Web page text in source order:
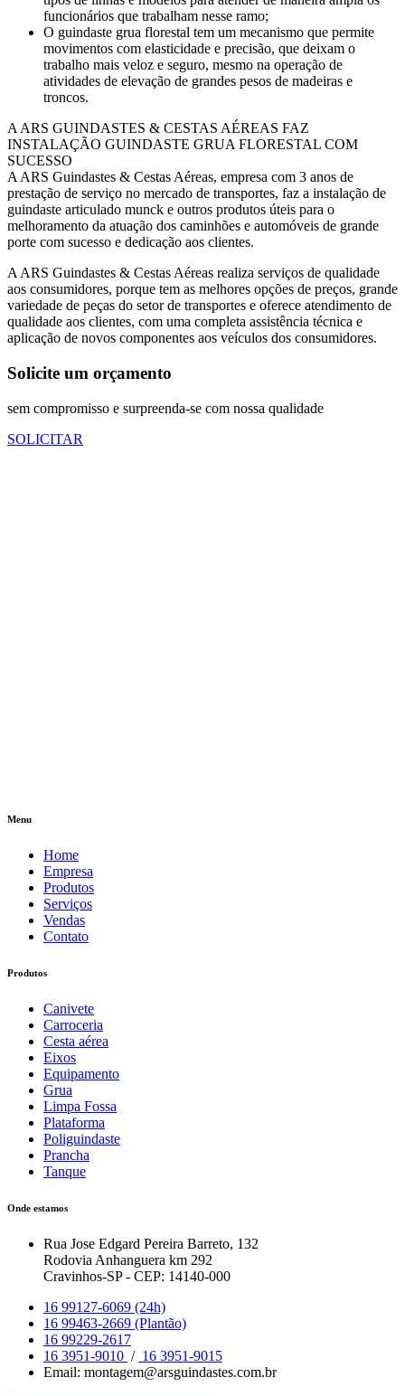
funcionários que trabalham nesse ramo;
O guindaste grua florestal tem um mecanismo que permite
movimentos com elasticidade e precisão, que deixam o
trabalho mais veloz e seguro, mesmo na operação de
atividades de elevação de grandes pesos de madeiras e
troncos.
A ARS GUINDASTES & CESTAS AÉREAS FAZ
INSTALAÇÃO GUINDASTE GRUA FLORESTAL COM
SUCESSO
A ARS Guindastes & Cestas Aéreas, empresa com 3 anos de
prestação de serviço no mercado de transportes, faz a instalação de
guindaste articulado munck e outros produtos úteis para o
melhoramento da atuação dos caminhões e automóveis de grande
porte com sucesso e dedicação aos clientes.
A ARS Guindastes & Cestas Aéreas realiza serviços de qualidade
aos consumidores, porque tem as melhores opções de preços, grande
variedade de peças do setor de transportes e oferece atendimento de
qualidade aos clientes, com uma completa assistência técnica e
aplicação de novos componentes aos veículos dos consumidores.
Solicite um orçamento
sem compromisso e surpreenda-se com nossa qualidade
SOLICITAR
Menu
Home
Empresa
Produtos
Serviços
Vendas
Contato
Produtos
Canivete
Carroceria
Cesta aérea
Eixos
Equipamento
Grua
Limpa Fossa
Plataforma
Poliguindaste
Prancha
Tanque
Onde estamos
Rua Jose Edgard Pereira Barreto, 132
Rodovia Anhanguera km 292
Cravinhos-SP - CEP: 14140-000
16 99127-6069 (24h)
16 99463-2669 (Plantão)
16 99229-2617
16 3951-9010 / 16 3951-9015
Email: montagem@arsguindastes.com.br